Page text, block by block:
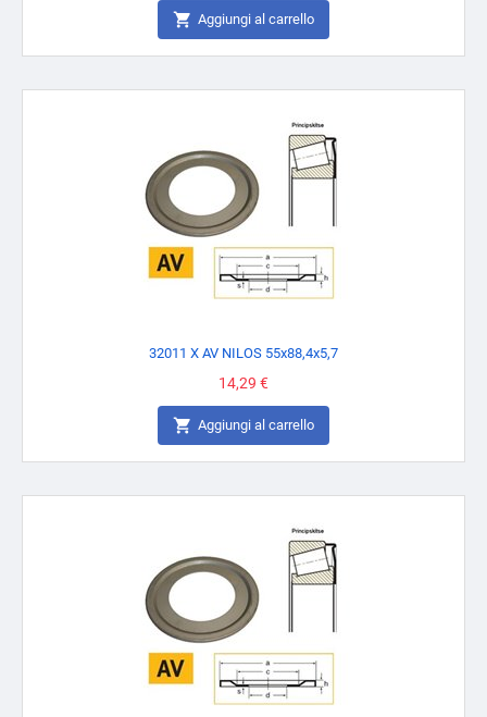
 Aggiungi al carrello
32011 X AV NILOS 55x88,4x5,7
Prezzo
14,29 €
 Aggiungi al carrello